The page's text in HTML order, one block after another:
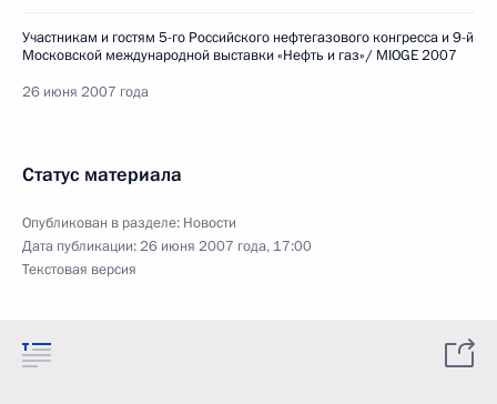
Участникам и гостям 5-го Российского нефтегазового конгресса и 9-й
Московской международной выставки «Нефть и газ»/ MIOGE 2007
26 июня 2007 года
Статус материала
Опубликован в разделе: Новости
Дата публикации:26 июня 2007 года, 17:00
Текстовая версия